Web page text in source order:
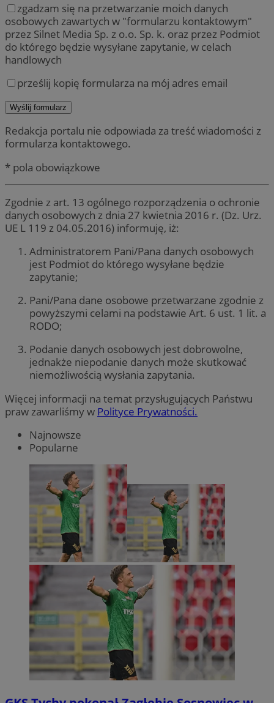
zgadzam się na przetwarzanie moich danych
osobowych zawartych w "formularzu kontaktowym"
przez Silnet Media Sp. z o.o. Sp. k. oraz przez Podmiot
do którego będzie wysyłane zapytanie, w celach
handlowych
prześlij kopię formularza na mój adres email
Redakcja portalu nie odpowiada za treść wiadomości z
formularza kontaktowego.
* pola obowiązkowe
Zgodnie z art. 13 ogólnego rozporządzenia o ochronie
danych osobowych z dnia 27 kwietnia 2016 r. (Dz. Urz.
UE L 119 z 04.05.2016) informuję, iż:
Administratorem Pani/Pana danych osobowych
jest Podmiot do którego wysyłane będzie
zapytanie;
Pani/Pana dane osobowe przetwarzane zgodnie z
powyższymi celami na podstawie Art. 6 ust. 1 lit. a
RODO;
Podanie danych osobowych jest dobrowolne,
jednakże niepodanie danych może skutkować
niemożliwością wysłania zapytania.
Więcej informacji na temat przysługujących Państwu
praw zawarliśmy w Polityce Prywatności.
Najnowsze
Popularne